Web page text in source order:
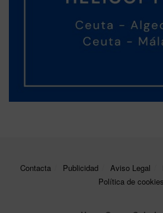
Contacta Publicidad Aviso Legal
Política de cookies